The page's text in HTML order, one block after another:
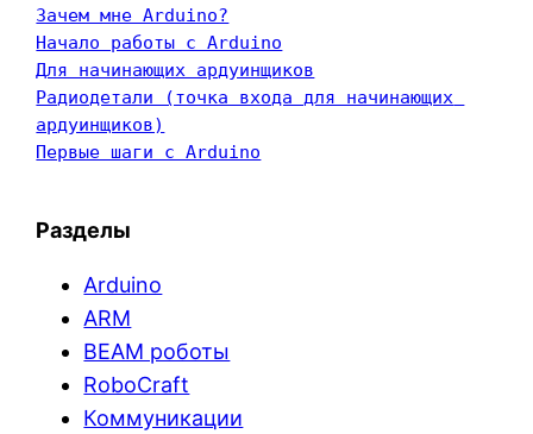
Зачем мне Arduino?
Начало работы с Arduino
Для начинающих ардуинщиков
Радиодетали (точка входа для начинающих
ардуинщиков)
Первые шаги с Arduino
Разделы
Arduino
ARM
BEAM роботы
RoboCraft
Коммуникации